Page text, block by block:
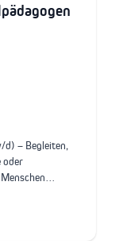
d) – Begleiten,
oder